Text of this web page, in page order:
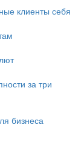
клиенты себя
за три
бизнеса